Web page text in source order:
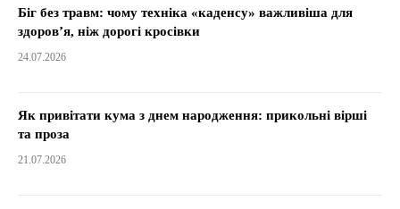
Біг без травм: чому техніка «каденсу» важливіша для
здоров’я, ніж дорогі кросівки
24.07.2026
Як привітати кума з днем народження: прикольні вірші
та проза
21.07.2026